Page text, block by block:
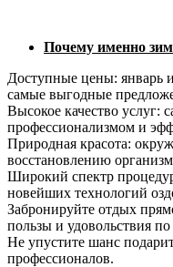
Почему именно
Доступные цены: январь
самые выгодные
Высокое качество услуг:
профессионализмом и
Природная красота:
восстановлению
Широкий спектр
новейших технологий
Забронируйте отдых
пользы и удовольствия
Не упустите шанс
профессионалов.